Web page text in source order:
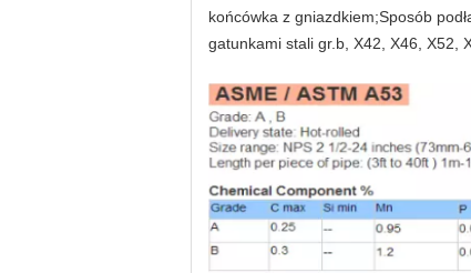
końcówka z gniazdkiem;Sposób
gatunkami stali gr.b, X42, X46, X52,